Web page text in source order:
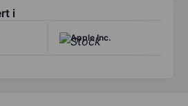
børsen.
i
Apple Inc.